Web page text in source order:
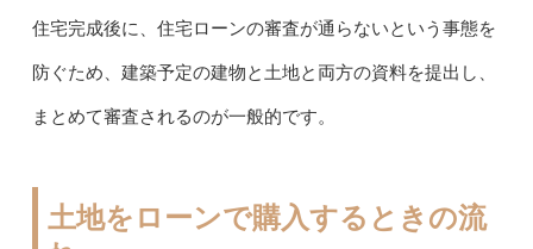
住宅完成後に、住宅ローンの審査が通らないという事態を
防ぐため、建築予定の建物と土地と両方の資料を提出し、
まとめて審査されるのが一般的です。
土地をローンで購入するときの流